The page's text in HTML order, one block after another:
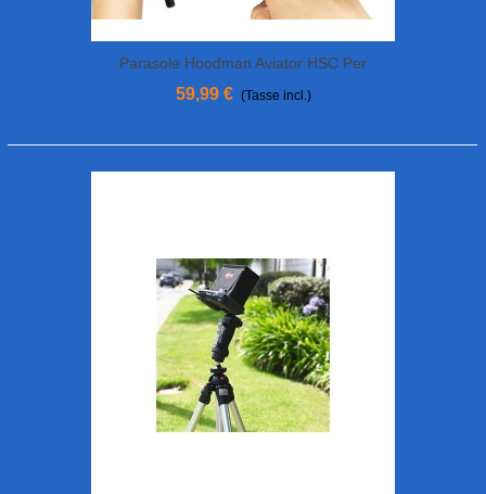
Parasole Hoodman Aviator HSC Per
Smart Controller MAVIC 2
59,99 € (Tasse incl.)